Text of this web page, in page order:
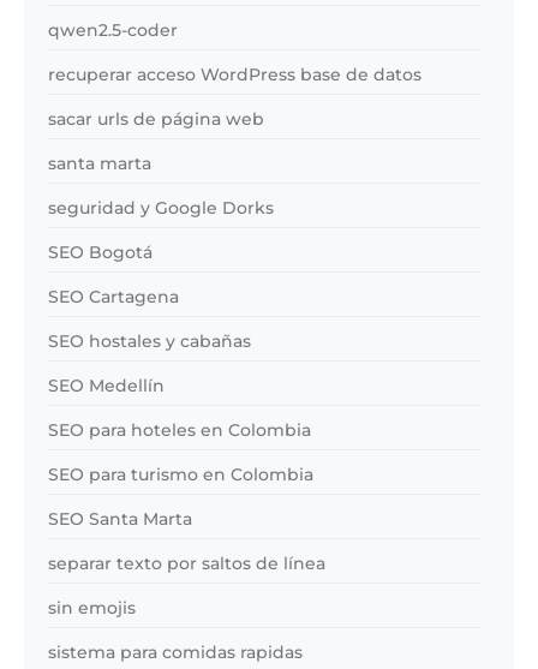
qwen2.5-coder
recuperar acceso WordPress base de datos
sacar urls de página web
santa marta
seguridad y Google Dorks
SEO Bogotá
SEO Cartagena
SEO hostales y cabañas
SEO Medellín
SEO para hoteles en Colombia
SEO para turismo en Colombia
SEO Santa Marta
separar texto por saltos de línea
sin emojis
sistema para comidas rapidas